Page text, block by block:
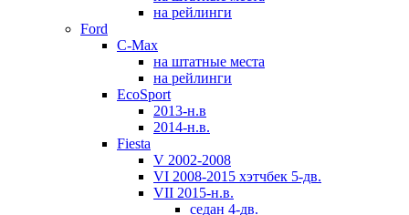
на рейлинги
Ford
C-Max
на штатные места
на рейлинги
EcoSport
2013-н.в
2014-н.в.
Fiesta
V 2002-2008
VI 2008-2015 хэтчбек 5-дв.
VII 2015-н.в.
седан 4-дв.